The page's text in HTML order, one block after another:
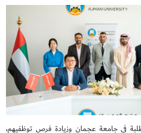
في جامعة عجمان وزيادة فرص توظفيهم،